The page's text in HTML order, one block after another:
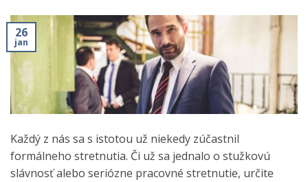
26
jan
Každý z nás sa s istotou už niekedy zúčastnil
formálneho stretnutia. Či už sa jednalo o stužkovú
slávnosť alebo seriózne pracovné stretnutie, určite